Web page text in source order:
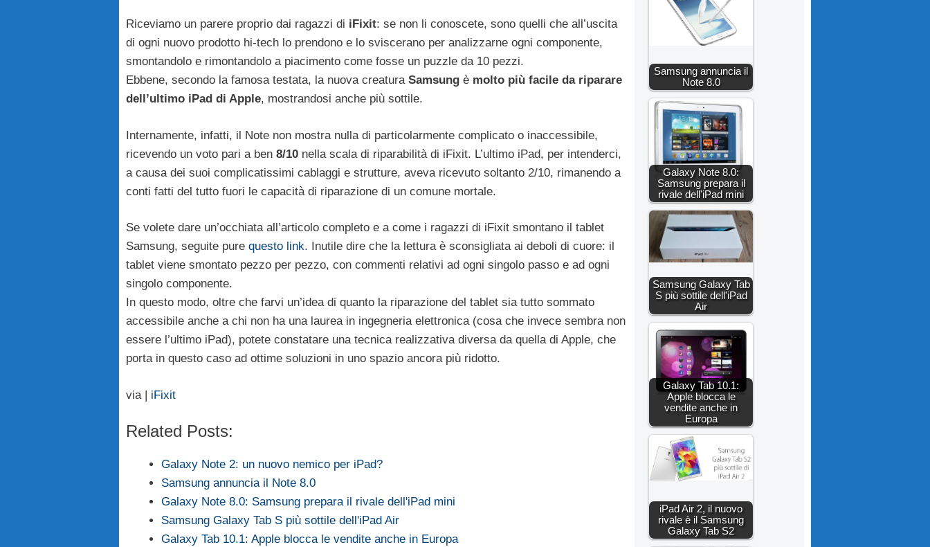
Riceviamo un parere proprio dai ragazzi di iFixit: se non li conoscete, sono quelli che all’uscita
di ogni nuovo prodotto hi-tech lo prendono e lo sviscerano per analizzarne ogni componente,
smontandolo e rimontandolo a piacimento come fosse un puzzle da 10 pezzi.
Ebbene, secondo la famosa testata, la nuova creatura Samsung è molto più facile da riparare
dell’ultimo iPad di Apple, mostrandosi anche più sottile.
Internamente, infatti, il Note non mostra nulla di particolarmente complicato o inaccessibile,
ricevendo un voto pari a ben 8/10 nella scala di riparabilità di iFixit. L’ultimo iPad, per intenderci,
a causa dei suoi complicatissimi cablaggi e strutture, aveva ricevuto soltanto 2/10, rimanendo a
conti fatti del tutto fuori le capacità di riparazione di un comune mortale.
Se volete dare un’occhiata all’articolo completo e a come i ragazzi di iFixit smontano il tablet
Samsung, seguite pure questo link. Inutile dire che la lettura è sconsigliata ai deboli di cuore: il
tablet viene smontato pezzo per pezzo, con commenti relativi ad ogni singolo passo e ad ogni
singolo componente.
In questo modo, oltre che farvi un’idea di quanto la riparazione del tablet sia tutto sommato
accessibile anche a chi non ha una laurea in ingegneria elettronica (cosa che invece sembra non
essere l’ultimo iPad), potete constatare una tecnica realizzativa diversa da quella di Apple, che
porta in questo caso ad ottime soluzioni in uno spazio ancora più ridotto.
via | iFixit
Related Posts:
Galaxy Note 2: un nuovo nemico per iPad?
Samsung annuncia il Note 8.0
Galaxy Note 8.0: Samsung prepara il rivale dell'iPad mini
Samsung Galaxy Tab S più sottile dell'iPad Air
Galaxy Tab 10.1: Apple blocca le vendite anche in Europa
Samsung annuncia il
Note 8.0
Galaxy Note 8.0:
Samsung prepara il
rivale dell'iPad mini
Samsung Galaxy Tab
S più sottile dell'iPad
Air
Galaxy Tab 10.1:
Apple blocca le
vendite anche in
Europa
iPad Air 2, il nuovo
rivale è il Samsung
Galaxy Tab S2